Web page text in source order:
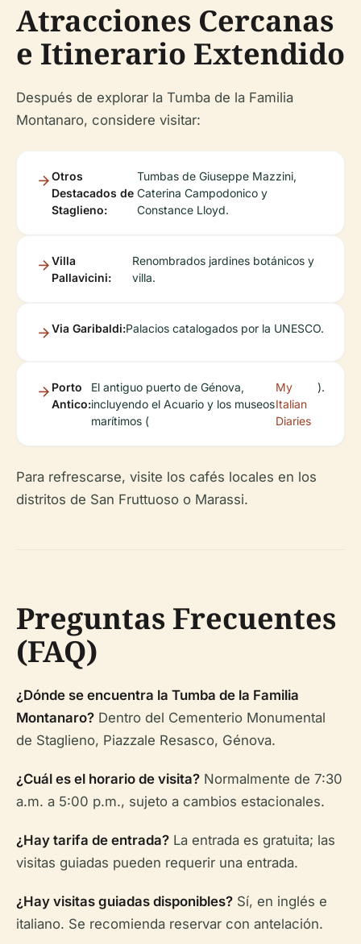
Atracciones Cercanas
e Itinerario Extendido
Después de explorar la Tumba de la Familia
Montanaro, considere visitar:
Otros
Destacados de
Staglieno:
Tumbas de Giuseppe Mazzini,
Caterina Campodonico y
Constance Lloyd.
Villa
Pallavicini:
Renombrados jardines botánicos y
villa.
Via Garibaldi:Palacios catalogados por la UNESCO.
Porto
Antico:
El antiguo puerto de Génova,
incluyendo el Acuario y los museos
marítimos (
My
Italian
Diaries
).
Para refrescarse, visite los cafés locales en los
distritos de San Fruttuoso o Marassi.
Preguntas Frecuentes
(FAQ)
¿Dónde se encuentra la Tumba de la Familia
Montanaro? Dentro del Cementerio Monumental
de Staglieno, Piazzale Resasco, Génova.
¿Cuál es el horario de visita? Normalmente de 7:30
a.m. a 5:00 p.m., sujeto a cambios estacionales.
¿Hay tarifa de entrada? La entrada es gratuita; las
visitas guiadas pueden requerir una entrada.
¿Hay visitas guiadas disponibles? Sí, en inglés e
italiano. Se recomienda reservar con antelación.